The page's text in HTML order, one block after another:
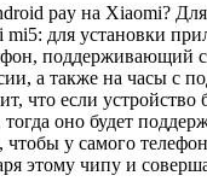
pay на Xiaomi?
для установки
поддерживающий
а также на часы с
что если
оно будет
у самого
этому чипу и